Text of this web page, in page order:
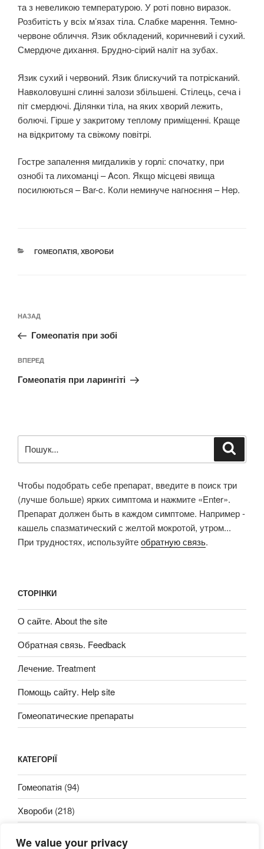
We value your privacy
та з невеликою температурою. У роті повно виразок.
Розбитість у всіх м’язах тіла. Слабке марення. Темно-
червоне обличчя. Язик обкладений, коричневий і сухий.
Смердюче дихання. Брудно-сірий наліт на зубах.
Язик сухий і червоний. Язик блискучий та потрісканий.
Навколовушні слинні залози збільшені. Стілець, сеча і
піт смердючі. Ділянки тіла, на яких хворий лежить,
болючі. Гірше у закритому теплому приміщенні. Краще
на відкритому та свіжому повітрі.
Гостре запалення мигдаликів у горлі: спочатку, при
ознобі та лихоманці – Acon. Якщо місцеві явища
посилюються – Bar-c. Коли неминуче нагноєння – Hep.
КАТЕГОРІЇ
ГОМЕОПАТІЯ, ХВОРОБИ
записів
Попередній
запис:
НАЗАД
Гомеопатія при зобі
Наступний
запис
ВПЕРЕД
Гомеопатія при ларингіті
за
Чтобы подобрать себе препарат, введите в поиск три
(лучше больше) ярких симптома и нажмите «Enter».
Препарат должен быть в каждом симптоме. Например -
кашель спазматический с желтой мокротой, утром...
При трудностях, используйтеобратную связь.
СТОРІНКИ
О сайте. About the site
Обратная связь. Feedback
Лечение. Treatment
Помощь сайту. Help site
Гомеопатические препараты
КАТЕГОРІЇ
Гомеопатія (94)
Хвороби (218)